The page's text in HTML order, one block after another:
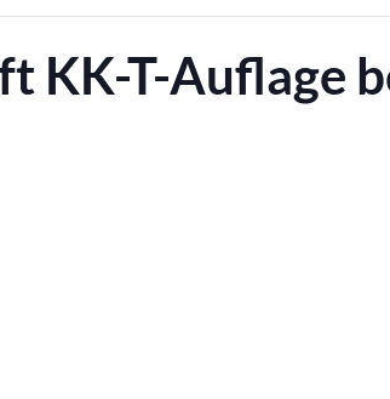
KK-T-Auflage